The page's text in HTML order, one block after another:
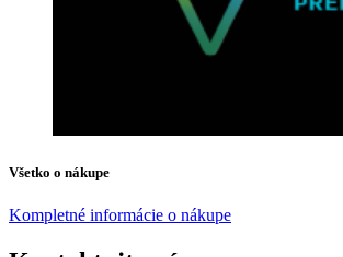
Všetko o nákupe
Kompletné informácie o nákupe